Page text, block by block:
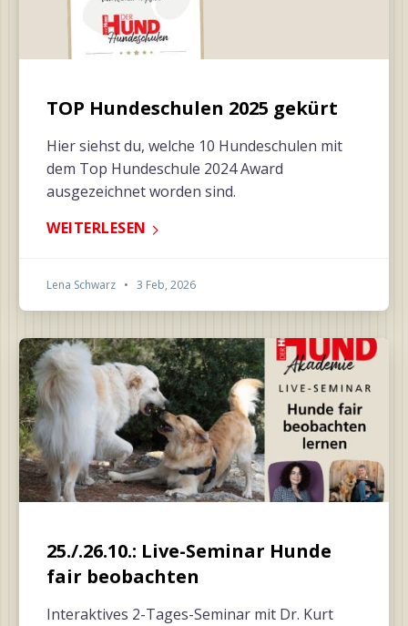
TOP Hundeschulen 2025 gekürt
Hier siehst du, welche 10 Hundeschulen mit
dem Top Hundeschule 2024 Award
ausgezeichnet worden sind.
WEITERLESEN
Lena Schwarz • 3 Feb, 2026
25./.26.10.: Live-Seminar Hunde
fair beobachten
Interaktives 2-Tages-Seminar mit Dr. Kurt